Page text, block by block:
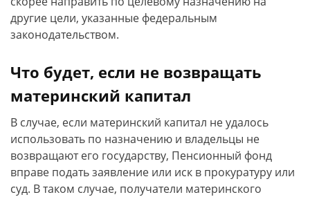
другие цели, указанные федеральным
законодательством.
Что будет, если не возвращать
материнский капитал
В случае, если материнский капитал не удалось
использовать по назначению и владельцы не
возвращают его государству, Пенсионный фонд
вправе подать заявление или иск в прокуратуру или
суд. В таком случае, получатели материнского